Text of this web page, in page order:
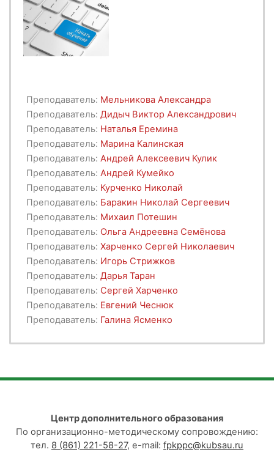
Преподаватель: Мельникова Александра
Преподаватель: Дидыч Виктор Александрович
Преподаватель: Наталья Еремина
Преподаватель: Марина Калинская
Преподаватель: Андрей Алексеевич Кулик
Преподаватель: Андрей Кумейко
Преподаватель: Курченко Николай
Преподаватель: Баракин Николай Сергеевич
Преподаватель: Михаил Потешин
Преподаватель: Ольга Андреевна Семёнова
Преподаватель: Харченко Сергей Николаевич
Преподаватель: Игорь Стрижков
Преподаватель: Дарья Таран
Преподаватель: Сергей Харченко
Преподаватель: Евгений Чеснюк
Преподаватель: Галина Ясменко
Центр дополнительного образования
По организационно-методическому сопровождению:
тел. 8 (861) 221-58-27, e-mail: fpkppc@kubsau.ru